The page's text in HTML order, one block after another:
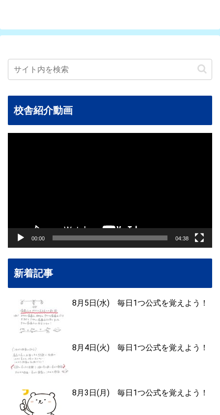
校舎紹介動画
00:00 04:38
新着記事
8月5日(水) 毎日1つ公式を覚えよう！
8月4日(火) 毎日1つ公式を覚えよう！
8月3日(月) 毎日1つ公式を覚えよう！